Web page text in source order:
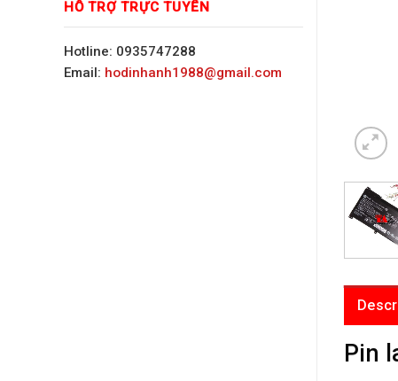
HỖ TRỢ TRỰC TUYẾN
Hotline: 0935747288
Email: hodinhanh1988@gmail.com
Pin